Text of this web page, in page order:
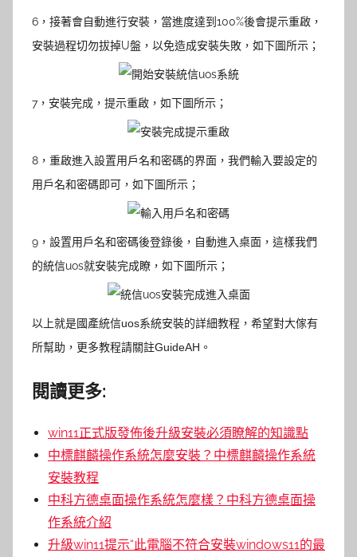
6，接著會自動進行安裝，當進度達到100%後會提示重啟 ，
安裝過程切勿拔掉U盤，以免造成安裝失敗，如下圖所示；
7，安裝完成，提示重啟 ，如下圖所示；
8， 重啟進入設置用戶名和密碼的界面，我們輸入要設定的
用戶名和密碼即可，如下圖所示；
9，設置用戶名和密碼後登錄後，自動進入桌面，這樣我們
的統信uos就安裝完成瞭 ，如下圖所示；
以上就是國產統信uos系統安裝的詳細教程，希望對大傢有
所幫助，更多教程請關註GuideAH。
閱讀更多:
win11正式版發佈後升級安裝必須瞭解的知識點
中標麒麟操作系統怎麼安裝？中標麒麟操作系統
安裝教程
中科方德桌面操作系統怎麼樣？中科方德桌面操
作系統介紹
升級win11提示“此電腦不符合安裝windows11的最